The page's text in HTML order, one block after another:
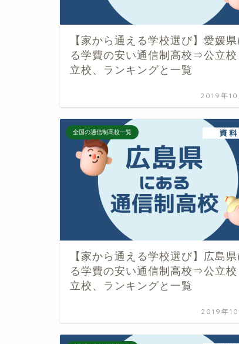
【家から通える学校選び】愛媛
る学費の安い通信制高校⇒公立校
立校、ランキングと一覧
2019年10
全国の通信制高校一覧
【家から通える学校選び】広島
る学費の安い通信制高校⇒公立校
立校、ランキングと一覧
2019年